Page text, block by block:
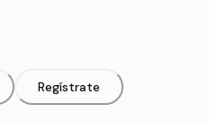
Regístrate